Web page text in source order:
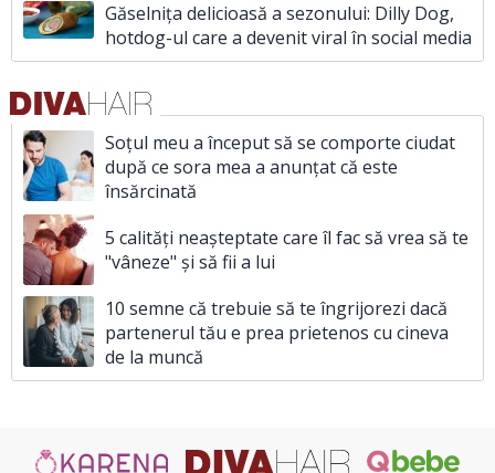
Găselnița delicioasă a sezonului: Dilly Dog,
hotdog-ul care a devenit viral în social media
Soțul meu a început să se comporte ciudat
după ce sora mea a anunțat că este
însărcinată
5 calități neașteptate care îl fac să vrea să te
"vâneze" și să fii a lui
10 semne că trebuie să te îngrijorezi dacă
partenerul tău e prea prietenos cu cineva
de la muncă